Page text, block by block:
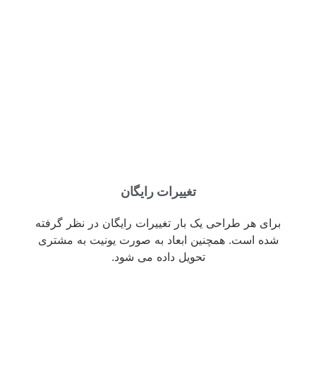
تغییرات رایگان
برای هر طراحی یک بار تغییرات رایگان در نظر گرفته
شده است. همچنین ابعاد به صورت یونیت به مشتری
تحویل داده می شود.